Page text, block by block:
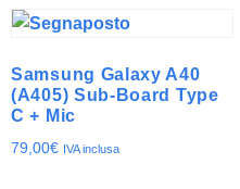
Samsung Galaxy A40
(A405) Sub-Board Type
C + Mic
79,00€ IVA inclusa